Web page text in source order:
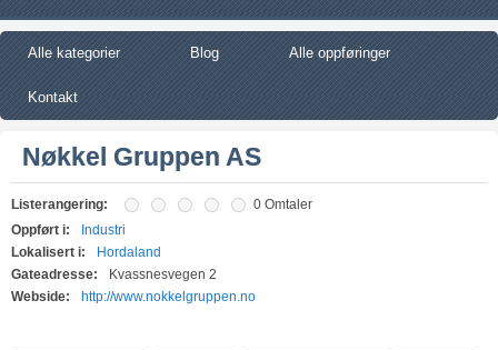
Alle kategorier Blog Alle oppføringer
Kontakt
Nøkkel Gruppen AS
Listerangering:
0 Omtaler
Oppført i:
Industri
Lokalisert i:
Hordaland
Gateadresse:
Kvassnesvegen 2
Webside:
http://www.nokkelgruppen.no